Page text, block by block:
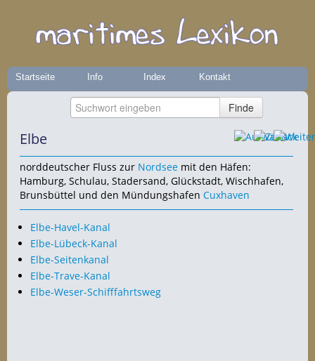
Startseite Info Index Kontakt
Elbe
norddeutscher Fluss zur Nordsee mit den Häfen:
Hamburg, Schulau, Stadersand, Glückstadt, Wischhafen,
Brunsbüttel und den Mündungshafen Cuxhaven
Elbe-Havel-Kanal
Elbe-Lübeck-Kanal
Elbe-Seitenkanal
Elbe-Trave-Kanal
Elbe-Weser-Schifffahrtsweg